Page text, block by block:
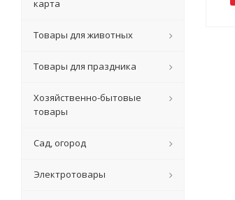
карта
Товары для животных
Товары для праздника
Хозяйственно-бытовые
товары
Сад, огород
Электротовары